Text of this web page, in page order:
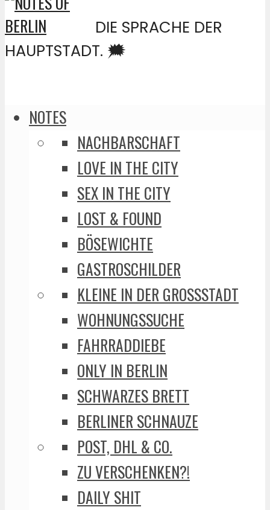
DIE SPRACHE DER
HAUPTSTADT. 🗯️
NOTES
NACHBARSCHAFT
LOVE IN THE CITY
SEX IN THE CITY
LOST & FOUND
BÖSEWICHTE
GASTROSCHILDER
KLEINE IN DER GROSSSTADT
WOHNUNGSSUCHE
FAHRRADDIEBE
ONLY IN BERLIN
SCHWARZES BRETT
BERLINER SCHNAUZE
POST, DHL & CO.
ZU VERSCHENKEN?!
DAILY SHIT